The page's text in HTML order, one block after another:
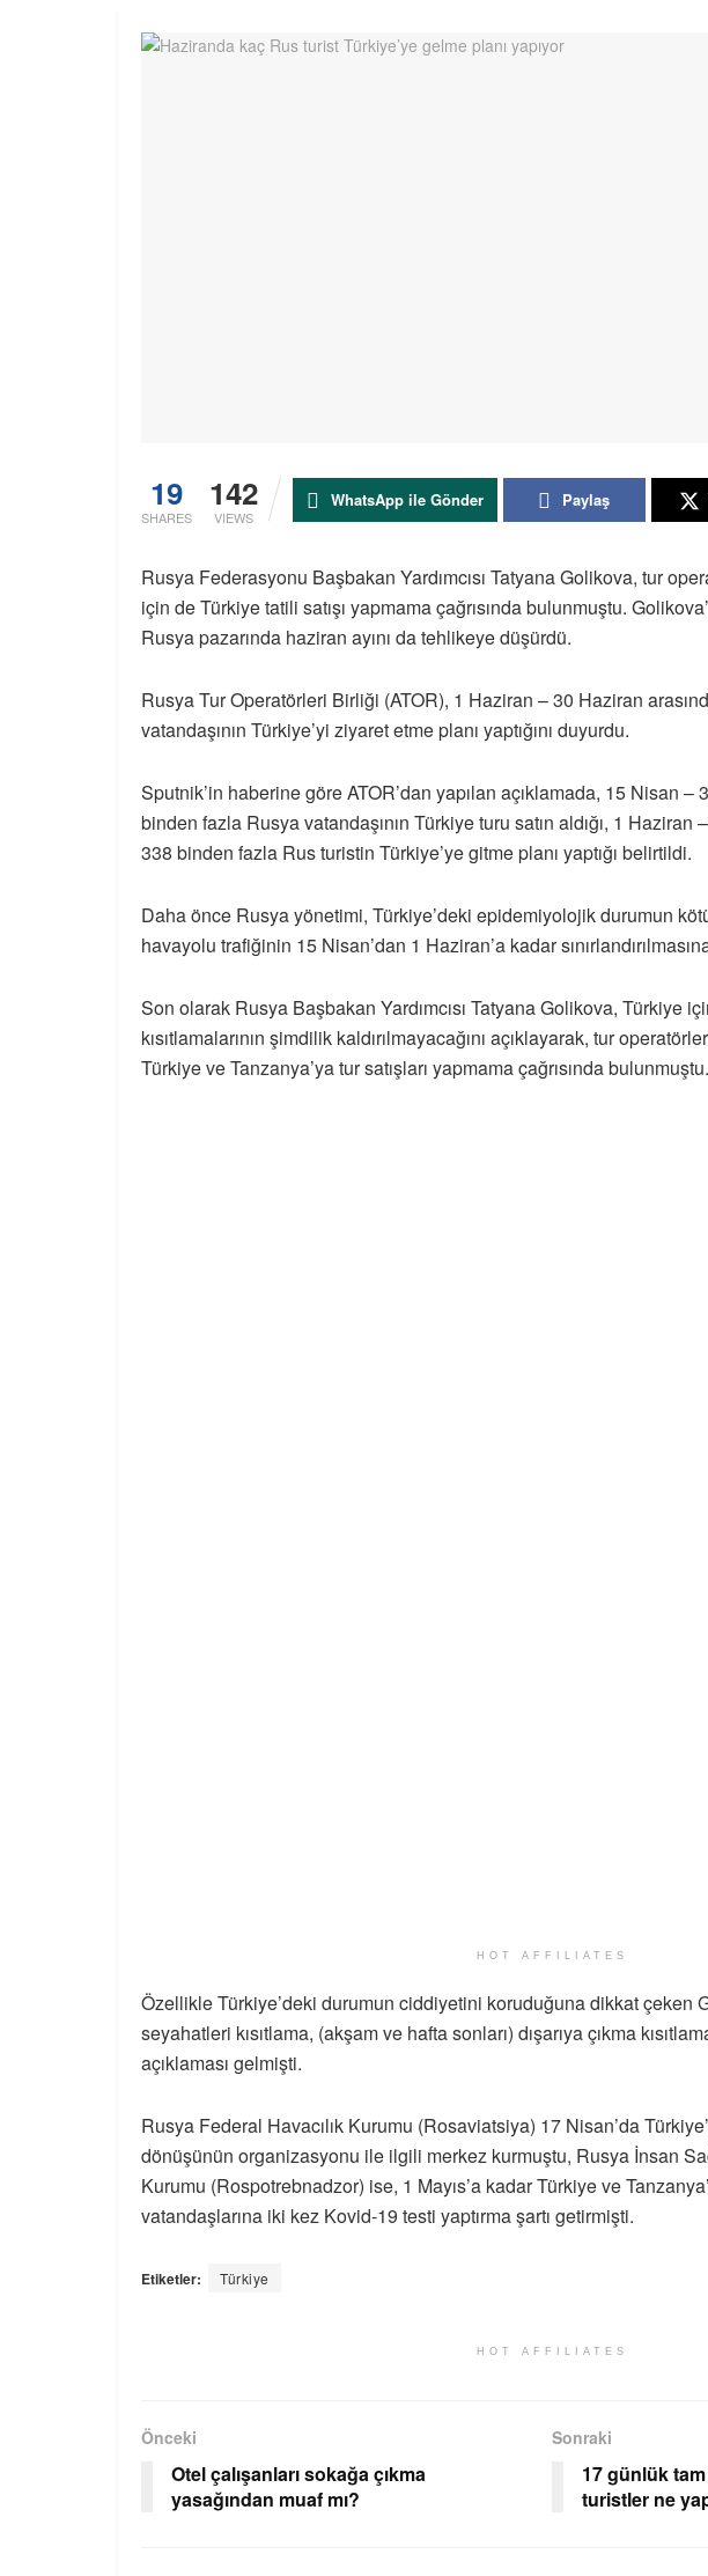
19
SHARES
142
VIEWS
WhatsApp ile Gönder Paylaş
Rusya Federasyonu Başbakan Yardımcısı Tatyana Golikova, tur
için de Türkiye tatili satışı yapmama çağrısında bulunmuştu.
Rusya pazarında haziran ayını da tehlikeye düşürdü.
Rusya Tur Operatörleri Birliği (ATOR), 1 Haziran – 30 Haziran
vatandaşının Türkiye’yi ziyaret etme planı yaptığını duyurdu.
Sputnik’in haberine göre ATOR’dan yapılan açıklamada, 15 Nisan –
binden fazla Rusya vatandaşının Türkiye turu satın aldığı, 1
338 binden fazla Rus turistin Türkiye’ye gitme planı yaptığı belirtildi.
Daha önce Rusya yönetimi, Türkiye’deki epidemiyolojik durumun
havayolu trafiğinin 15 Nisan’dan 1 Haziran’a kadar
Son olarak Rusya Başbakan Yardımcısı Tatyana Golikova, Türkiye
kısıtlamalarının şimdilik kaldırılmayacağını açıklayarak, tur
Türkiye ve Tanzanya’ya tur satışları yapmama çağrısında bulunmuştu.
HOT AFFILIATES
Özellikle Türkiye’deki durumun ciddiyetini koruduğuna dikkat çeken
seyahatleri kısıtlama, (akşam ve hafta sonları) dışarıya çıkma
açıklaması gelmişti.
Rusya Federal Havacılık Kurumu (Rosaviatsiya) 17 Nisan’da
dönüşünün organizasyonu ile ilgili merkez kurmuştu, Rusya İnsan
Kurumu (Rospotrebnadzor) ise, 1 Mayıs’a kadar Türkiye ve
vatandaşlarına iki kez Kovid-19 testi yaptırma şartı getirmişti.
Etiketler: Türkiye
HOT AFFILIATES
Önceki
Otel çalışanları sokağa çıkma
yasağından muaf mı?
Sonraki
17 günlük
turistler ne